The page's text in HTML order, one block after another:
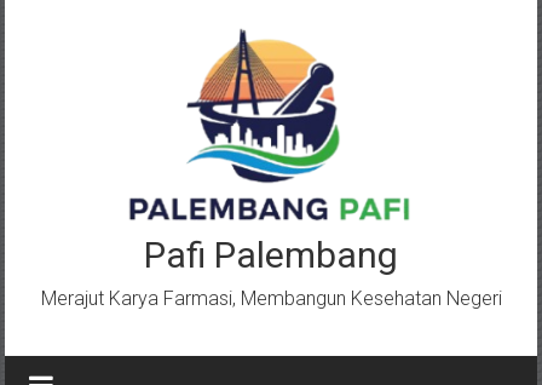
Pafi Palembang
Merajut Karya Farmasi, Membangun Kesehatan Negeri